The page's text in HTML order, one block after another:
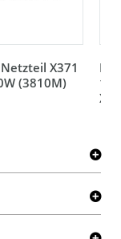
X371
(3810M)